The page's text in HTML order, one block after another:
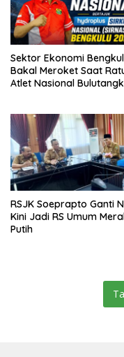
Sektor Ekonomi
Bakal Meroket Saat
Atlet Nasional
RSJK Soeprapto Ganti
Kini Jadi RS Umum
Putih